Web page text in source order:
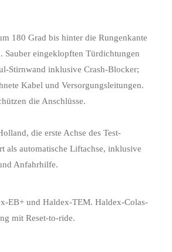
180 Grad bis hinter die Rungenkante
Sauber eingeklopften Türdichtungen
Stirnwand inklusive Crash-Blocker;
Kabel und Versorgungsleitungen.
die Anschlüsse.
die erste Achse des Test-
als automatische Liftachse, inklusive
Anfahrhilfe.
EB+ und Haldex-TEM. Haldex-Colas-
mit Reset-to-ride.